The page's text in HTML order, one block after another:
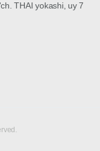
THAI yokashi, uy 7